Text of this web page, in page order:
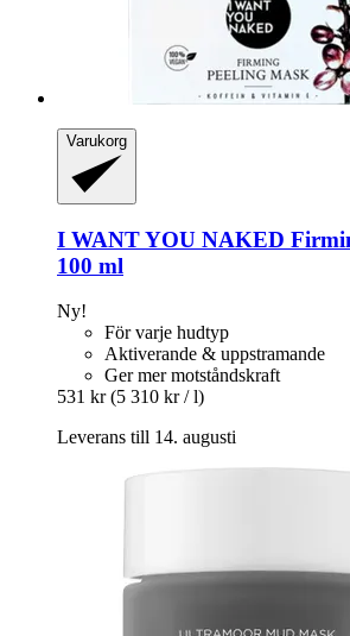
Varukorg
I WANT YOU NAKED
100 ml
Ny!
För varje hudtyp
Aktiverande & uppstramande
Ger mer motståndskraft
531 kr (5 310 kr / l)
Leverans till 14. augusti